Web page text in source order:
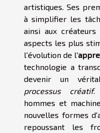
artistiques. Ses
à simplifier les
ainsi aux
aspects les plus
l'évolution de l'
technologie a
devenir un
processus créatif.
hommes et
nouvelles formes
repoussant les